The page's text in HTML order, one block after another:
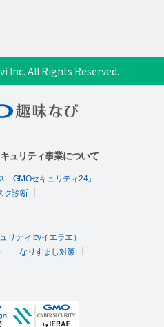
Inc. All Rights Reserved.